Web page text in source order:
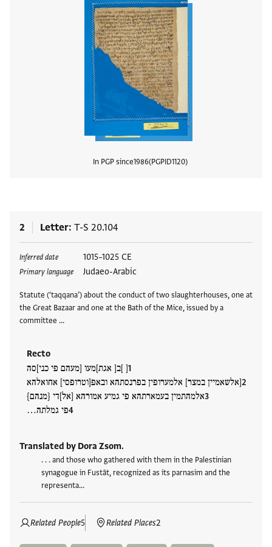
In PGP since1986 PGPID1120
2 Letter T-S 20.104
Inferred date 1015–1025 CE
Primary language Judaeo-Arabic
Statute (‘taqqana’) about the conduct of two slaughterhouses, one at
the Great Bazaar and one at the Bath of the Mice, issued by a
committee …
Recto
[ ]ב[ אגת]מעו [מעהם פי כני]סה
[אלשאמיין במצר] אלמערופין בפרנסתהא ובאפ[וטרופסי] אחואלהא
אלמהתמין בעמארתהא פי גמיע אמורהא [אל]די {מנהם}
פי גמלתה…
Translated by Dora Zsom.
. . . and those who gathered with them in the Palestinian
synagogue in Fustāt, recognized as its parnasim and the
representa…
Related People5 Related Places2
Tags